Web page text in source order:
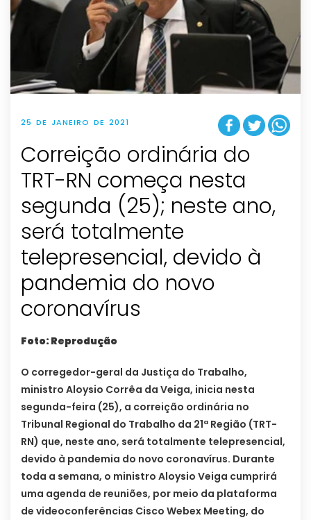
25 DE JANEIRO DE 2021
Correição ordinária do
TRT-RN começa nesta
segunda (25); neste ano,
será totalmente
telepresencial, devido à
pandemia do novo
coronavírus
Foto: Reprodução
O corregedor-geral da Justiça do Trabalho,
ministro Aloysio Corrêa da Veiga, inicia nesta
segunda-feira (25), a correição ordinária no
Tribunal Regional do Trabalho da 21ª Região (TRT-
RN) que, neste ano, será totalmente telepresencial,
devido à pandemia do novo coronavírus. Durante
toda a semana, o ministro Aloysio Veiga cumprirá
uma agenda de reuniões, por meio da plataforma
de videoconferências Cisco Webex Meeting, do